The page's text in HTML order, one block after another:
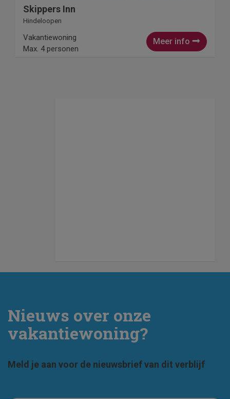
Skippers Inn
Hindeloopen
Meer info
Vakantiewoning
Max. 4 personen
Nieuws over onze
vakantiewoning?
Meld je aan voor de nieuwsbrief van dit verblijf